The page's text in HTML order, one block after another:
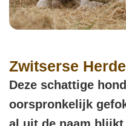
Zwitserse
Deze schattige
oorspronkelijk